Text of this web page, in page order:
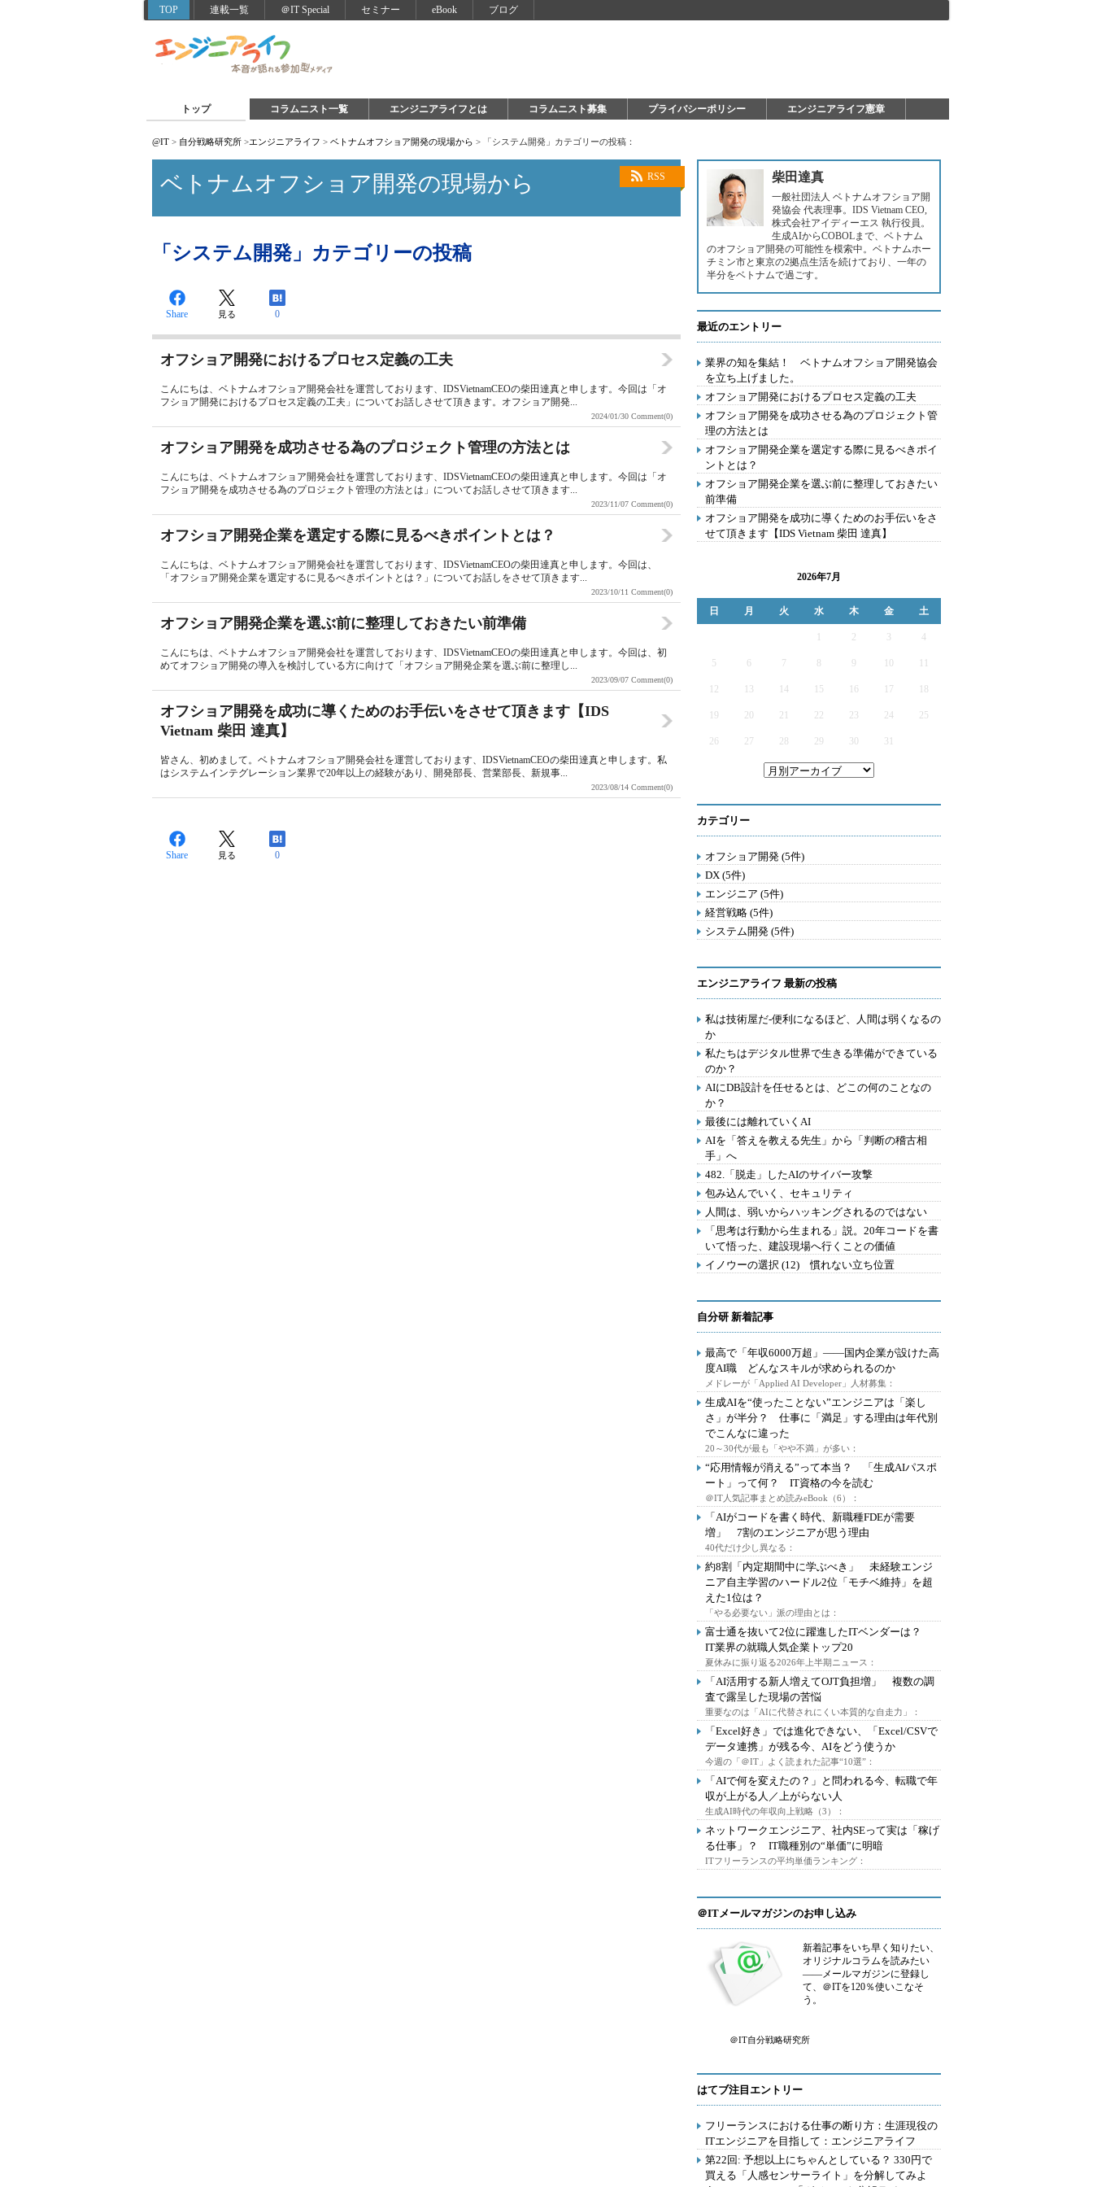
TOP 連載一覧 ＠IT Special セミナー eBook ブログ
トップ コラムニスト一覧 エンジニアライフとは コラムニスト募集 プライバシーポリシー エンジニアライフ憲章
@IT > 自分戦略研究所 >エンジニアライフ > ベトナムオフショア開発の現場から > 「システム開発」カテゴリーの投稿：
RSS
ベトナムオフショア開発の現場から
「システム開発」カテゴリーの投稿
Share 見る 0
オフショア開発におけるプロセス定義の工夫
こんにちは、ベトナムオフショア開発会社を運営しております、IDSVietnamCEOの柴田達真と申します。今回は「オ
フショア開発におけるプロセス定義の工夫」についてお話しさせて頂きます。オフショア開発...
2024/01/30 Comment(0)
オフショア開発を成功させる為のプロジェクト管理の方法とは
こんにちは、ベトナムオフショア開発会社を運営しております、IDSVietnamCEOの柴田達真と申します。今回は「オ
フショア開発を成功させる為のプロジェクト管理の方法とは」についてお話しさせて頂きます...
2023/11/07 Comment(0)
オフショア開発企業を選定する際に見るべきポイントとは？
こんにちは、ベトナムオフショア開発会社を運営しております、IDSVietnamCEOの柴田達真と申します。今回は、
「オフショア開発企業を選定するに見るべきポイントとは？」についてお話しをさせて頂きます...
2023/10/11 Comment(0)
オフショア開発企業を選ぶ前に整理しておきたい前準備
こんにちは、ベトナムオフショア開発会社を運営しております、IDSVietnamCEOの柴田達真と申します。今回は、初
めてオフショア開発の導入を検討している方に向けて「オフショア開発企業を選ぶ前に整理し...
2023/09/07 Comment(0)
オフショア開発を成功に導くためのお手伝いをさせて頂きます【IDS
Vietnam 柴田 達真】
皆さん、初めまして。ベトナムオフショア開発会社を運営しております、IDSVietnamCEOの柴田達真と申します。私
はシステムインテグレーション業界で20年以上の経験があり、開発部長、営業部長、新規事...
2023/08/14 Comment(0)
Share 見る 0
柴田達真
一般社団法人 ベトナムオフショア開
発協会 代表理事。IDS Vietnam CEO,
株式会社アイディーエス 執行役員。
生成AIからCOBOLまで、ベトナム
のオフショア開発の可能性を模索中。ベトナムホー
チミン市と東京の2拠点生活を続けており、一年の
半分をベトナムで過ごす。
最近のエントリー
業界の知を集結！ ベトナムオフショア開発協会
を立ち上げました。
オフショア開発におけるプロセス定義の工夫
オフショア開発を成功させる為のプロジェクト管
理の方法とは
オフショア開発企業を選定する際に見るべきポイ
ントとは？
オフショア開発企業を選ぶ前に整理しておきたい
前準備
オフショア開発を成功に導くためのお手伝いをさ
せて頂きます【IDS Vietnam 柴田 達真】
2026年7月
日 月 火 水 木 金 土
2 3 4
5 6 7 9
12 13 14 15 16 17
19 20 21 22 23 24 25
26 27 28 29 30 31
カテゴリー
オフショア開発 (5件)
DX (5件)
エンジニア (5件)
経営戦略 (5件)
システム開発 (5件)
エンジニアライフ 最新の投稿
私は技術屋だ-便利になるほど、人間は弱くなるの
か
私たちはデジタル世界で生きる準備ができている
のか？
AIにDB設計を任せるとは、どこの何のことなの
か？
最後には離れていくAI
AIを「答えを教える先生」から「判断の稽古相
手」へ
482.「脱走」したAIのサイバー攻撃
包み込んでいく、セキュリティ
人間は、弱いからハッキングされるのではない
「思考は行動から生まれる」説。20年コードを書
いて悟った、建設現場へ行くことの価値
イノウーの選択 (12) 慣れない立ち位置
自分研 新着記事
最高で「年収6000万超」――国内企業が設けた高
度AI職 どんなスキルが求められるのか
メドレーが「Applied AI Developer」人材募集：
生成AIを“使ったことない”エンジニアは「楽し
さ」が半分？ 仕事に「満足」する理由は年代別
でこんなに違った
20～30代が最も「やや不満」が多い：
“応用情報が消える”って本当？ 「生成AIパスポ
ート」って何？ IT資格の今を読む
＠IT人気記事まとめ読みeBook（6）：
「AIがコードを書く時代、新職種FDEが需要
増」 7割のエンジニアが思う理由
40代だけ少し異なる：
約8割「内定期間中に学ぶべき」 未経験エンジ
ニア自主学習のハードル2位「モチベ維持」を超
えた1位は？
「やる必要ない」派の理由とは：
富士通を抜いて2位に躍進したITベンダーは？
IT業界の就職人気企業トップ20
夏休みに振り返る2026年上半期ニュース：
「AI活用する新人増えてOJT負担増」 複数の調
査で露呈した現場の苦悩
重要なのは「AIに代替されにくい本質的な自走力」：
「Excel好き」では進化できない、「Excel/CSVで
データ連携」が残る今、AIをどう使うか
今週の「＠IT」よく読まれた記事“10選”：
「AIで何を変えたの？」と問われる今、転職で年
収が上がる人／上がらない人
生成AI時代の年収向上戦略（3）：
ネットワークエンジニア、社内SEって実は「稼げ
る仕事」？ IT職種別の“単価”に明暗
ITフリーランスの平均単価ランキング：
＠ITメールマガジンのお申し込み
新着記事をいち早く知りたい、
オリジナルコラムを読みたい
――メールマガジンに登録し
て、＠ITを120％使いこなそ
う。
＠IT自分戦略研究所
はてブ注目エントリー
フリーランスにおける仕事の断り方：生涯現役の
ITエンジニアを目指して：エンジニアライフ
第22回: 予想以上にちゃんとしている？ 330円で
買える「人感センサーライト」を分解してみよ